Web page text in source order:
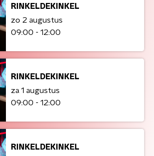
RINKELDEKINKEL
zo 2 augustus
09:00 - 12:00
RINKELDEKINKEL
za 1 augustus
09:00 - 12:00
RINKELDEKINKEL